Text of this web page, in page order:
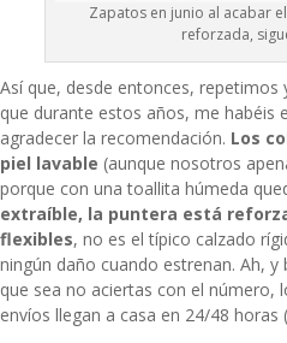
Zapatos en junio al acabar
reforzada,
Así que, desde entonces, repetimos
que durante estos años, me habéis
agradecer la recomendación. Los
piel lavable (aunque nosotros
porque con una toallita húmeda
extraíble, la puntera está
flexibles, no es el típico calzado
ningún daño cuando estrenan. Ah,
que sea no aciertas con el número,
envíos llegan a casa en 24/48 horas